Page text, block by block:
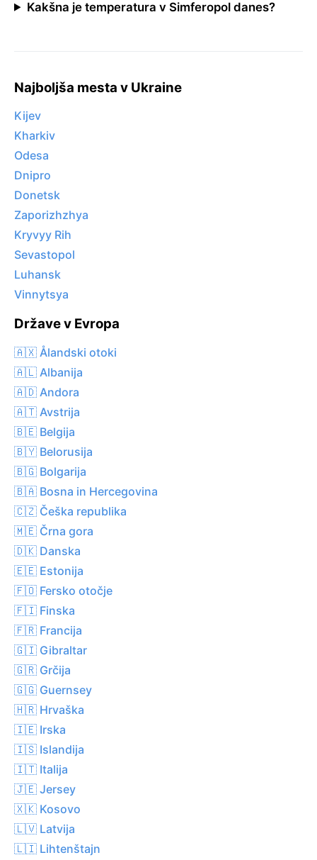
Kakšna je temperatura v Simferopol danes?
Najboljša mesta v Ukraine
Kijev
Kharkiv
Odesa
Dnipro
Donetsk
Zaporizhzhya
Kryvyy Rih
Sevastopol
Luhansk
Vinnytsya
Države v Evropa
🇦🇽 Ålandski otoki
🇦🇱 Albanija
🇦🇩 Andora
🇦🇹 Avstrija
🇧🇪 Belgija
🇧🇾 Belorusija
🇧🇬 Bolgarija
🇧🇦 Bosna in Hercegovina
🇨🇿 Češka republika
🇲🇪 Črna gora
🇩🇰 Danska
🇪🇪 Estonija
🇫🇴 Fersko otočje
🇫🇮 Finska
🇫🇷 Francija
🇬🇮 Gibraltar
🇬🇷 Grčija
🇬🇬 Guernsey
🇭🇷 Hrvaška
🇮🇪 Irska
🇮🇸 Islandija
🇮🇹 Italija
🇯🇪 Jersey
🇽🇰 Kosovo
🇱🇻 Latvija
🇱🇮 Lihtenštajn